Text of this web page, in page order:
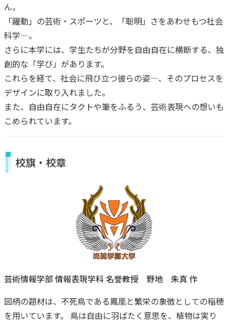
ん。
「躍動」の芸術・スポーツと、「聡明」さをあわせもつ社会
科学―。
さらに本学には、学生たちが分野を自由自在に横断する、独
創的な「学び」があります。
これらを経て、社会に飛び立つ彼らの姿―、そのプロセスを
デザインに取り入れました。
また、自由自在にタクトや筆をふるう、芸術表現への想いも
こめられています。
校旗・校章
芸術情報学部 情報表現学科名誉教授 野地 朱真 作
図柄の題材は、不死鳥である鳳凰と繁栄の象徴としての稲穂
を用いています。 鳥は自由に羽ばたく意思を、植物は実り